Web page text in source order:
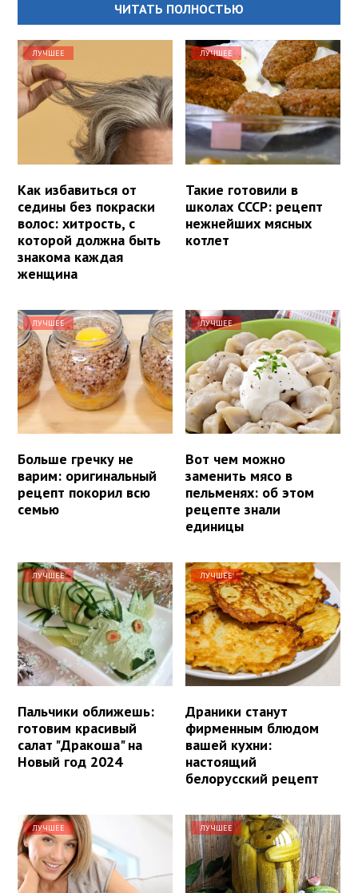
ЧИТАТЬ ПОЛНОСТЬЮ
ЛУЧШЕЕ
Как избавиться от
седины без покраски
волос: хитрость, с
которой должна быть
знакома каждая
женщина
ЛУЧШЕЕ
Такие готовили в
школах СССР: рецепт
нежнейших мясных
котлет
ЛУЧШЕЕ
Больше гречку не
варим: оригинальный
рецепт покорил всю
семью
ЛУЧШЕЕ
Вот чем можно
заменить мясо в
пельменях: об этом
рецепте знали
единицы
ЛУЧШЕЕ
Пальчики оближешь:
готовим красивый
салат "Дракоша" на
Новый год 2024
ЛУЧШЕЕ
Драники станут
фирменным блюдом
вашей кухни:
настоящий
белорусский рецепт
ЛУЧШЕЕ ЛУЧШЕЕ